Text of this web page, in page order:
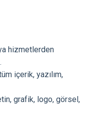
hizmetlerden
içerik, yazılım,
grafik, logo, görsel,